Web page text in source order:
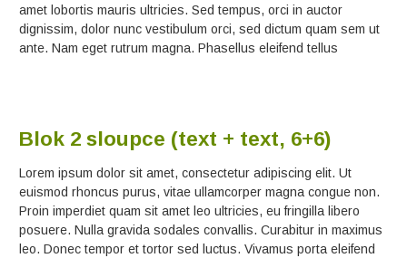
amet lobortis mauris ultricies. Sed tempus, orci in auctor
dignissim, dolor nunc vestibulum orci, sed dictum quam sem ut
ante. Nam eget rutrum magna. Phasellus eleifend tellus
Blok 2 sloupce (text + text, 6+6)
Lorem ipsum dolor sit amet, consectetur adipiscing elit. Ut
euismod rhoncus purus, vitae ullamcorper magna congue non.
Proin imperdiet quam sit amet leo ultricies, eu fringilla libero
posuere. Nulla gravida sodales convallis. Curabitur in maximus
leo. Donec tempor et tortor sed luctus. Vivamus porta eleifend